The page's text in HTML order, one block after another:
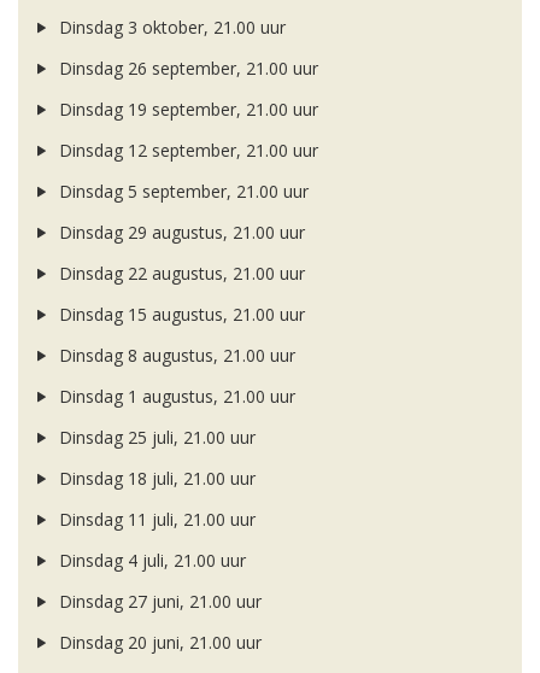
Dinsdag 3 oktober, 21.00 uur
Dinsdag 26 september, 21.00 uur
Dinsdag 19 september, 21.00 uur
Dinsdag 12 september, 21.00 uur
Dinsdag 5 september, 21.00 uur
Dinsdag 29 augustus, 21.00 uur
Dinsdag 22 augustus, 21.00 uur
Dinsdag 15 augustus, 21.00 uur
Dinsdag 8 augustus, 21.00 uur
Dinsdag 1 augustus, 21.00 uur
Dinsdag 25 juli, 21.00 uur
Dinsdag 18 juli, 21.00 uur
Dinsdag 11 juli, 21.00 uur
Dinsdag 4 juli, 21.00 uur
Dinsdag 27 juni, 21.00 uur
Dinsdag 20 juni, 21.00 uur